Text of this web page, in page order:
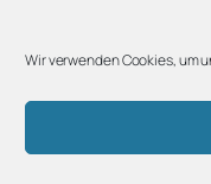
Wir verwenden Cookies, um